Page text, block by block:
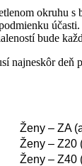
okruhu
bude
najneskôr
Ženy – ZA
Ženy – Z20
Ženy – Z40